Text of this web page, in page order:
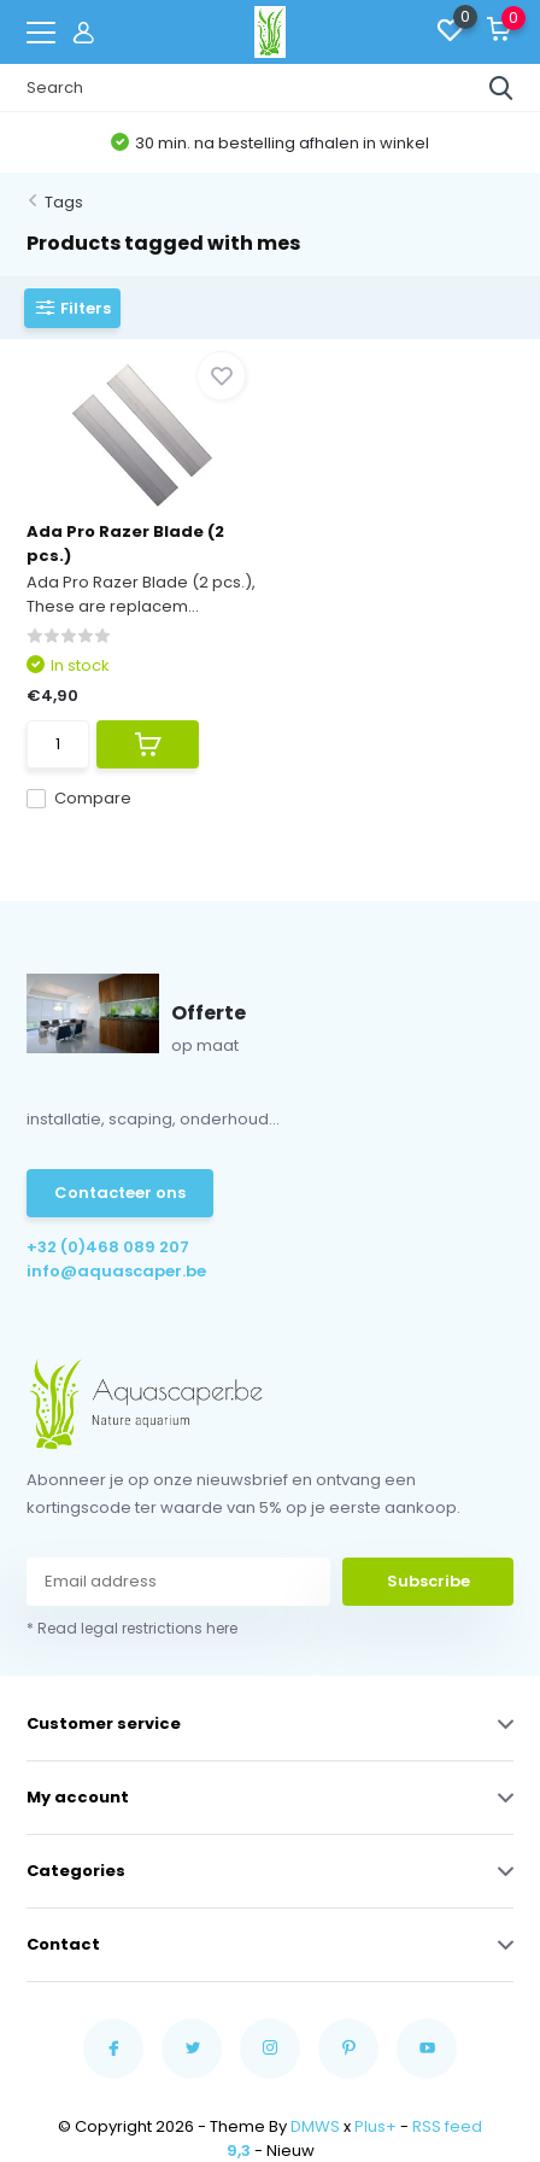
0 0
30 min. na bestelling afhalen in winkel
Tags
Products tagged with mes
Filters
Ada Pro Razer Blade (2
pcs.)
Ada Pro Razer Blade (2 pcs.),
These are replacem...
Compare
In stock
€4,90
Offerte
op maat
installatie, scaping, onderhoud...
Contacteer ons
+32 (0)468 089 207
info@aquascaper.be
Abonneer je op onze nieuwsbrief en ontvang een
kortingscode ter waarde van 5% op je eerste aankoop.
Subscribe
* Read legal restrictions here
Customer service
My account
Categories
Contact
© Copyright 2026 - Theme ByDMWS xPlus+ - RSS feed
9,3 - Nieuw